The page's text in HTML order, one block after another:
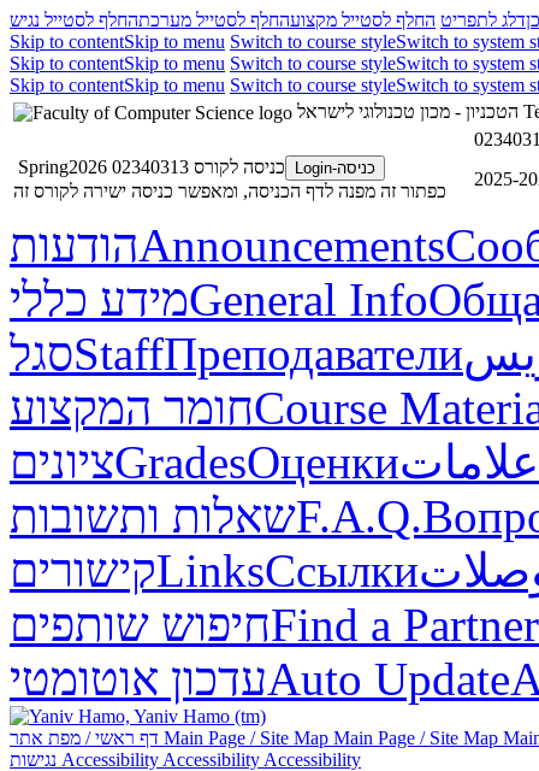
דלג לתפריט החלף לסטייל מקצועהחלף לסטייל מערכתהחלף לסטייל נגיש
Skip to contentSkip to menu Switch to course styleSwitch to system
Skip to contentSkip to menu Switch to course styleSwitch to system
Skip to contentSkip to menu Switch to course styleSwitch to system
כניסה-Login
כניסה לקורס 02340313 Spring2026
כפתור זה מפנה לדף הכניסה, ומאפשר כניסה ישירה לקורס זה
הודעותAnnouncements
מידע כלליGeneral Info
סגלStaffПреподаватели
חומר המקצועCourse
ציוניםGradesОценкиعلامات
שאלות ותשובותF.A.Q.
קישוריםLinksСсылки
חיפוש שותפיםFind a Partner
עדכון אוטומטיAuto Update
Main Page / Site Map Main Page / Site Map
Accessibility Accessibility Accessibility